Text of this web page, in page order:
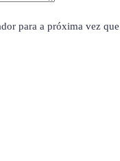
para a próxima vez